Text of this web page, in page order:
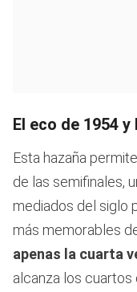
El eco de 1954
Esta hazaña
de las semifinales,
mediados del siglo
más memorables
apenas la cuarta
alcanza los cuartos